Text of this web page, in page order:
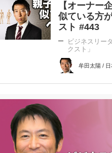
【オーナー
似ている方
スト #443
ビジネスリー
クスト」
牟田太陽 /